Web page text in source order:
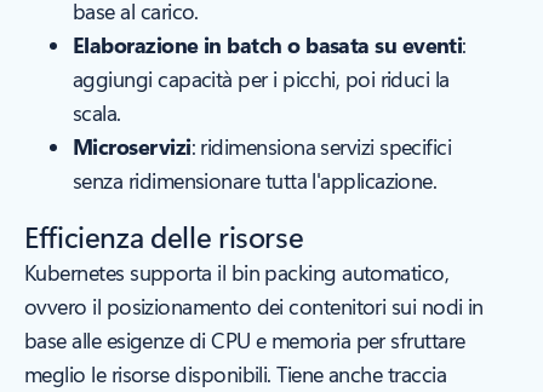
base al carico.
Elaborazione in batch o basata su eventi:
aggiungi capacità per i picchi, poi riduci la
scala.
Microservizi: ridimensiona servizi specifici
senza ridimensionare tutta l'applicazione.
Efficienza delle risorse
Kubernetes supporta il bin packing automatico,
ovvero il posizionamento dei contenitori sui nodi in
base alle esigenze di CPU e memoria per sfruttare
meglio le risorse disponibili. Tiene anche traccia